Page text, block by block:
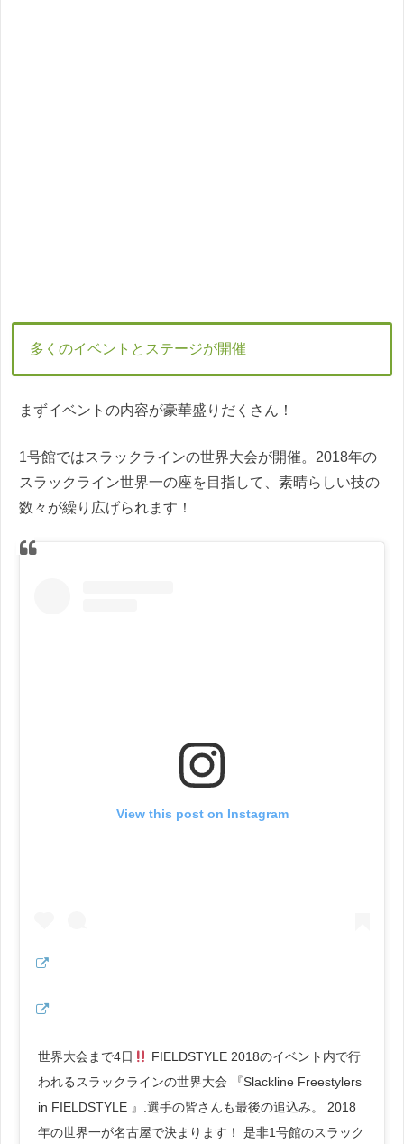
多くのイベントとステージが開催
まずイベントの内容が豪華盛りだくさん！
1号館ではスラックラインの世界大会が開催。2018年の
スラックライン世界一の座を目指して、素晴らしい技の
数々が繰り広げられます！
View this post on Instagram
世界大会まで4日
FIELDSTYLE 2018のイベント内で行
われるスラックラインの世界大会 『Slackline Freestylers
in FIELDSTYLE 』.選手の皆さんも最後の追込み。 2018
年の世界一が名古屋で決まります！ 是非1号館のスラック